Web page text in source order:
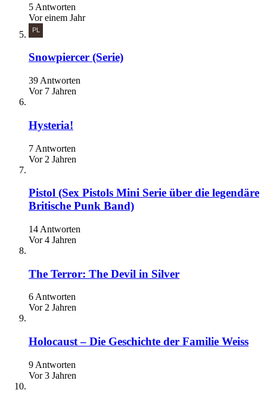
5 Antworten
Vor einem Jahr
Snowpiercer (Serie)
39 Antworten
Vor 7 Jahren
Hysteria!
7 Antworten
Vor 2 Jahren
Pistol (Sex Pistols Mini Serie über die legendäre
Britische Punk Band)
14 Antworten
Vor 4 Jahren
The Terror: The Devil in Silver
6 Antworten
Vor 2 Jahren
Holocaust – Die Geschichte der Familie Weiss
9 Antworten
Vor 3 Jahren